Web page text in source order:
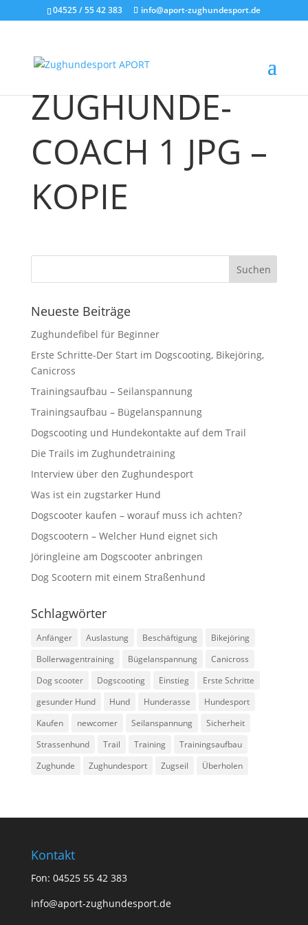
04525 / 55 42 383 info@aport-zughundesport.de
LOGO
ZUGHUNDE-
COACH 1 JPG –
KOPIE
Neueste Beiträge
Zughundefibel für Beginner
Erste Schritte-Der Start im Dogscooting, Bikejöring,
Canicross
Trainingsaufbau – Seilanspannung
Trainingsaufbau – Bügelanspannung
Dogscooting und Hundekontakte auf dem Trail
Die Trails im Zughundetraining
Interview über den Zughundesport
Was ist ein zugstarker Hund
Dogscooter kaufen – worauf muss ich achten?
Dogscootern – Welcher Hund eignet sich
Jöringleine am Dogscooter anbringen
Dog Scootern mit einem Straßenhund
Schlagwörter
Anfänger Auslastung Beschäftigung
Bikejöring
Bollerwagentraining
Bügelanspannung
Canicross
Dog scooter
Dogscooting Einstieg
Erste Schritte
gesunder Hund
Hund Hunderasse
Hundesport
Kaufen
newcomer Seilanspannung
Sicherheit
Strassenhund
Trail Training
Trainingsaufbau
Zughunde
Zughundesport Zugseil Überholen
Kontakt
Fon: 04525 55 42 383
info@aport-zughundesport.de